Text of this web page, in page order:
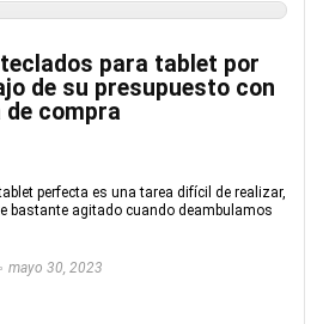
para tablet por
de su presupuesto con
de compra
perfecta es una tarea difícil de realizar,
bastante agitado cuando deambulamos
mayo 30, 2023